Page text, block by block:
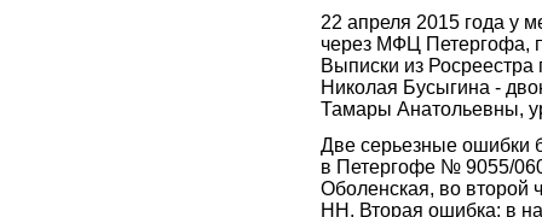
22 апреля 2015 года у
через МФЦ Петергофа,
Выписки из
Николая Бусыгина -
Тамары Анатольевны,
Две серьезные ошибки
в Петергофе № 9055/
Оболенская, во второй
НН. Вторая ошибка: в